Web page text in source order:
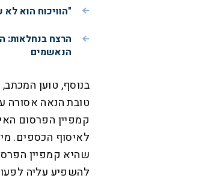
"הוויכוח הוא
הרצח בנחלאות:
הנאשמים
בנוסף, טוען
טובת הנאה אסורה
קמפיין הפרסום
לאיסוף הכספים.
שהיא קמפיין
להשפיע עליה